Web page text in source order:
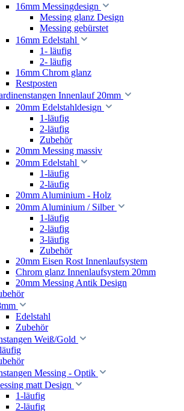
16mm Messingdesign
Messing glanz Design
Messing gebürstet
16mm Edelstahl
1- läufig
2- läufig
16mm Chrom glanz
Restposten
Innenlauf 20mm
20mm Edelstahldesign
1-läufig
2-läufig
Zubehör
20mm Messing massiv
20mm Edelstahl
1-läufig
2-läufig
20mm Aluminium - Holz
20mm Aluminium / Silber
1-läufig
2-läufig
3-läufig
Zubehör
20mm Eisen Rost Innenlaufsystem
Chrom glanz Innenlaufsystem 20mm
20mm Messing Antik Design
Edelstahl
Zubehör
Weiß/Gold
Messing - Optik
matt Design
1-läufig
2-läufig